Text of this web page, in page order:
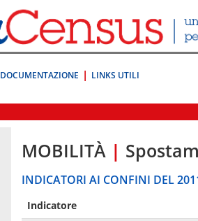
DOCUMENTAZIONE LINKS UTILI
MOBILITÀ |
INDICATORI AI CONFINI DEL
Indicatore